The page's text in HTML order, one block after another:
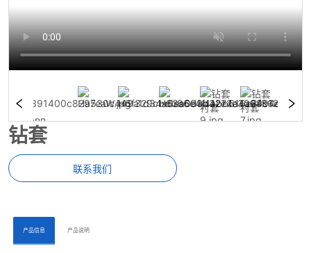
钻套
联系我们
ㅤㅤ产品信息ㅤㅤ ㅤㅤ产品说明ㅤㅤ